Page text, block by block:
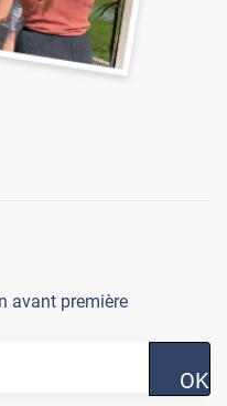
avant première
OK